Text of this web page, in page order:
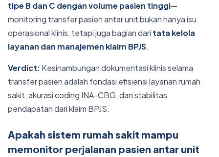
tipe B dan C dengan volume pasien tinggi—
monitoring transfer pasien antar unit bukan hanya isu
operasional klinis, tetapi juga bagian dari tata kelola
layanan dan manajemen klaim BPJS.
Verdict: Kesinambungan dokumentasi klinis selama
transfer pasien adalah fondasi efisiensi layanan rumah
sakit, akurasi coding INA-CBG, dan stabilitas
pendapatan dari klaim BPJS.
Apakah sistem rumah sakit mampu
memonitor perjalanan pasien antar unit